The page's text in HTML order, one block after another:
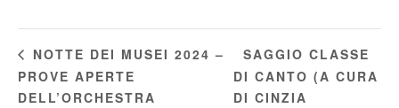
NOTTE DEI MUSEI 2024 –
PROVE APERTE
DELL’ORCHESTRA
SAGGIO CLASSE
DI CANTO (A CURA
DI CINZIA